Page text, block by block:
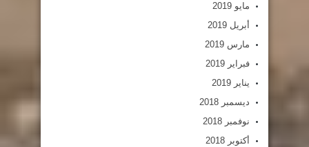
مايو 2019
أبريل 2019
مارس 2019
فبراير 2019
يناير 2019
ديسمبر 2018
نوفمبر 2018
أكتوبر 2018